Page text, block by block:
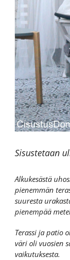
Sisustetaan
Alkukesästä
pienemmän
suuresta
pienempää
Terassi ja patio
väri oli vuosien
vaikutuksesta.